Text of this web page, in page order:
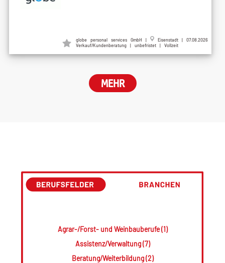
globe personal services GmbH | Eisenstadt | 07.08.2026
Verkauf/Kundenberatung | unbefristet | Vollzeit
MEHR
Agrar-/Forst- und Weinbauberufe (1)
Assistenz/Verwaltung (7)
Beratung/Weiterbildung (2)